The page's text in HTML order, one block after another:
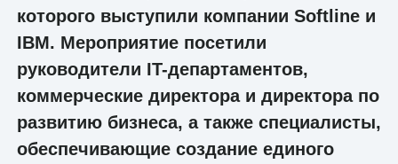
которого выступили компании Softline и
IBM. Мероприятие посетили
руководители IT-департаментов,
коммерческие директора и директора по
развитию бизнеса, а также специалисты,
обеспечивающие создание единого